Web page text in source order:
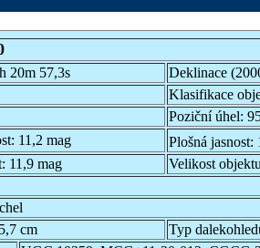
20m 57,3s
Deklinace
Klasifikace
Poziční úhel:
11,2 mag Plošná jasnost:
11,9 mag
Velikost
cm
Typ